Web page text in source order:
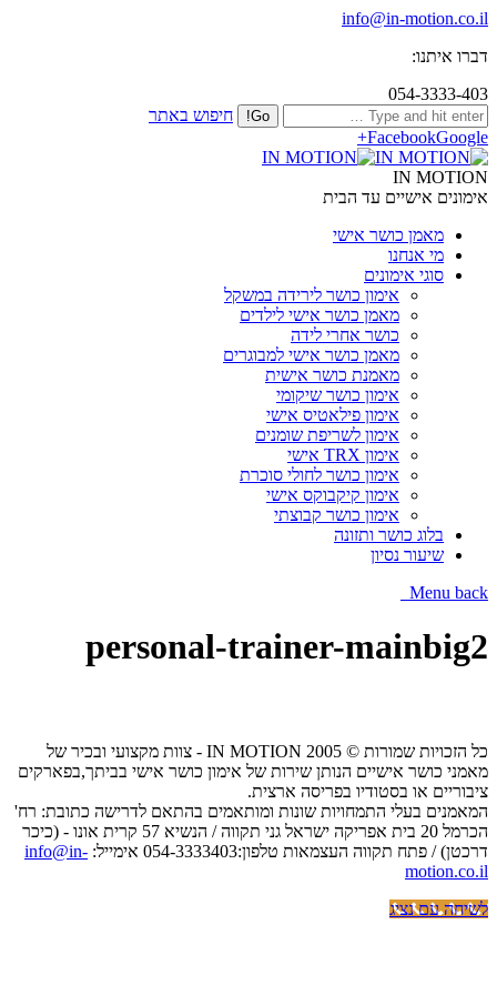
info@in-motion.co.il
דברו איתנו:
054-3333-403
חיפוש באתר
FacebookGoogle+
IN MOTION
אימונים אישיים עד הבית
מאמן כושר אישי
מי אנחנו
סוגי אימונים
אימון כושר לירידה במשקל
מאמן כושר אישי לילדים
כושר אחרי לידה
מאמן כושר אישי למבוגרים
מאמנת כושר אישית
אימון כושר שיקומי
אימון פילאטיס אישי
אימון לשריפת שומנים
אימון TRX אישי
אימון כושר לחולי סוכרת
אימון קיקבוקס אישי
אימון כושר קבוצתי
בלוג כושר ותזונה
שיעור נסיון
Menu back
personal-trainer-mainbig2
כל הזכויות שמורות © IN MOTION 2005 - צוות מקצועי ובכיר של
מאמני כושר אישיים הנותן שירות של אימון כושר אישי בביתך,בפארקים
ציבוריים או בסטודיו בפריסה ארצית.
המאמנים בעלי התמחויות שונות ומותאמים בהתאם לדרישה כתובת: רח'
הכרמל 20 בית אפריקה ישראל גני תקווה / הנשיא 57 קרית אונו - (כיכר
דרכטן) / פתח תקווה העצמאות טלפון:054-3333403 אימייל:
info@in-
motion.co.il
לשיחה עם נציג